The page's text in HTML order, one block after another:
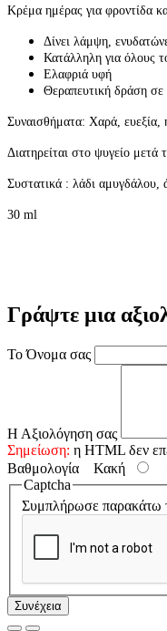
Κρέμα ημέρας για φροντίδα
Δίνει λάμψη,
Κατάλληλη για όλους
Ελαφριά υφή
Θεραπευτική δράση σε
Συναισθήματα: Χαρά, ευεξία,
Διατηρείται στο ψυγείο μετά
Συστατικά : λάδι αμυγδάλου,
30 ml
Γράψτε μια
Το Όνομα σας
Η Αξιολόγηση σας
Σημείωση: η HTML δεν
Βαθμολογία Κακή
Captcha
Συμπλήρωσε παρακάτω
Συνέχεια